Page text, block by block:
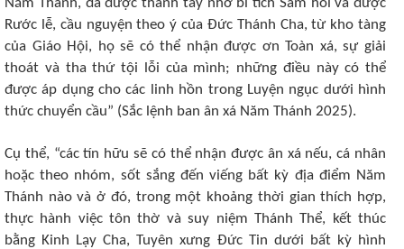
Năm Thánh, đã được thanh tẩy nhờ bí tích Sám hối và được
Rước lễ, cầu nguyện theo ý của Đức Thánh Cha, từ kho tàng
của Giáo Hội, họ sẽ có thể nhận được ơn Toàn xá, sự giải
thoát và tha thứ tội lỗi của mình; những điều này có thể
được áp dụng cho các linh hồn trong Luyện ngục dưới hình
thức chuyển cầu” (Sắc lệnh ban ân xá Năm Thánh 2025).
Cụ thể, “các tín hữu sẽ có thể nhận được ân xá nếu, cá nhân
hoặc theo nhóm, sốt sắng đến viếng bất kỳ địa điểm Năm
Thánh nào và ở đó, trong một khoảng thời gian thích hợp,
thực hành việc tôn thờ và suy niệm Thánh Thể, kết thúc
bằng Kinh Lạy Cha, Tuyên xưng Đức Tin dưới bất kỳ hình